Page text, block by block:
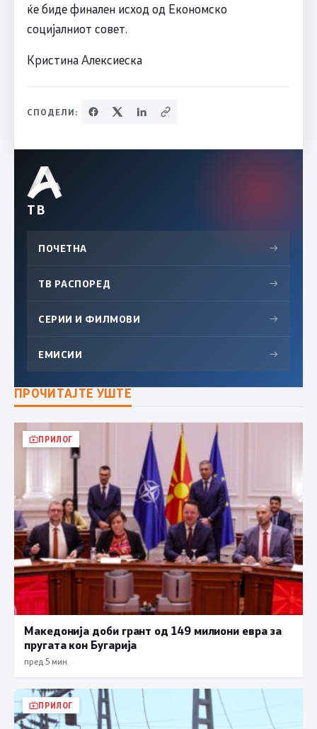
ќе биде финален исход од Економско
социјалниот совет.
Кристина Алексиеска
СПОДЕЛИ:
ТВ
ПОЧЕТНА →
ТВ РАСПОРЕД →
СЕРИИ И ФИЛМОВИ →
ЕМИСИИ →
ПРОЧИТАЈТЕ УШТЕ
ПРИЛОГ
Македонија доби грант од 149 милиони евра за
пругата кон Бугарија
пред 5 мин.
ПРИЛОГ